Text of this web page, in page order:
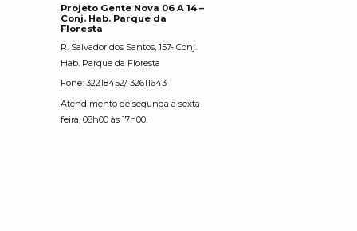
Projeto Gente Nova 06 A 14–
Conj. Hab. Parque da
Floresta
R. Salvador dos Santos, 157- Conj.
Hab. Parque da Floresta
Fone: 32218452/ 32611643
Atendimento de segunda a sexta-
feira, 08h00 às 17h00.